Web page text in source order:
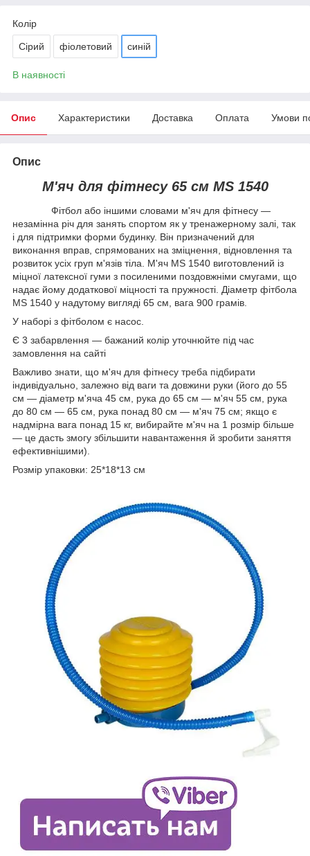
Колір
Сірий фіолетовий синій
В наявності
Опис Характеристики Доставка Оплата Умови
Опис
М'яч для фітнесу 65 см MS 1540
Фітбол або іншими словами м'яч для фітнесу —
незамінна річ для занять спортом як у тренажерному залі, так
і для підтримки форми будинку. Він призначений для
виконання вправ, спрямованих на зміцнення, відновлення та
розвиток усіх груп м'язів тіла. М'яч MS 1540 виготовлений із
міцної латексної гуми з посиленими поздовжніми смугами, що
надає йому додаткової міцності та пружності. Діаметр фітбола
MS 1540 у надутому вигляді 65 см, вага 900 грамів.
У наборі з фітболом є насос.
Є 3 забарвлення — бажаний колір уточнюйте під час
замовлення на сайті
Важливо знати, що м'яч для фітнесу треба підбирати
індивідуально, залежно від ваги та довжини руки (його до 55
см — діаметр м'яча 45 см, рука до 65 см — м'яч 55 см, рука
до 80 см — 65 см, рука понад 80 см — м'яч 75 см; якщо є
надмірна вага понад 15 кг, вибирайте м'яч на 1 розмір більше
— це дасть змогу збільшити навантаження й зробити заняття
ефективнішими).
Розмір упаковки: 25*18*13 см